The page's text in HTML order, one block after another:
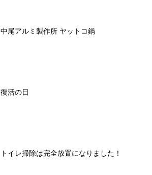
中尾アルミ製作所 ヤットコ鍋
復活の日
トイレ掃除は完全放置になりました！